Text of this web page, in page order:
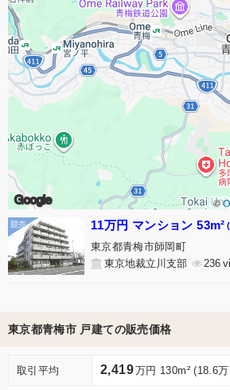
Google ©
11万円 マンション 53m²
東京都青梅市師岡町
東京地裁立川支部
236
東京都青梅市 戸建ての販売価格
取引平均 2,419万円 130m² (18.6万